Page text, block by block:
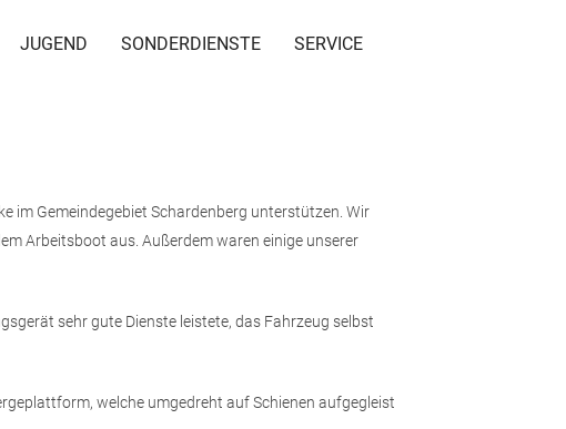
JUGEND SONDERDIENSTE SERVICE
im Gemeindegebiet Schardenberg unterstützen. Wir
Arbeitsboot aus. Außerdem waren einige unserer
sehr gute Dienste leistete, das Fahrzeug selbst
welche umgedreht auf Schienen aufgegleist